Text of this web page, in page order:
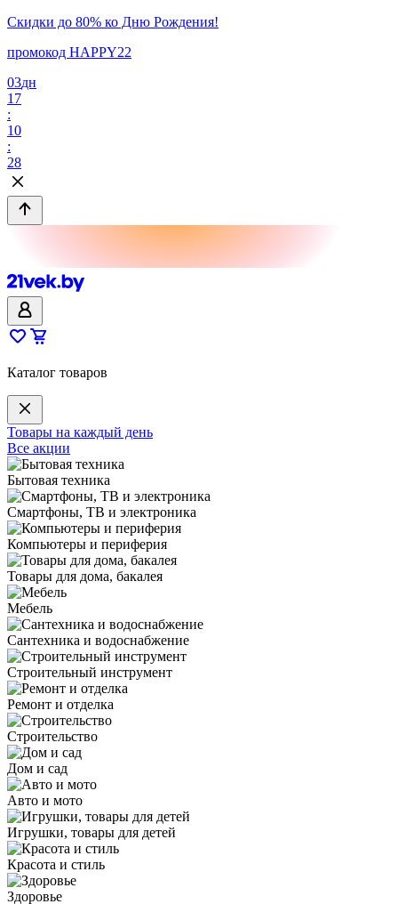
Скидки до 80% ко Дню Рождения!
промокод HAPPY22
03дн
17
:
10
:
28
Каталог товаров
Товары на каждый день
Все акции
Бытовая техника
Смартфоны, ТВ и электроника
Компьютеры и периферия
Товары для дома, бакалея
Мебель
Сантехника и водоснабжение
Строительный инструмент
Ремонт и отделка
Строительство
Дом и сад
Авто и мото
Игрушки, товары для детей
Красота и стиль
Здоровье